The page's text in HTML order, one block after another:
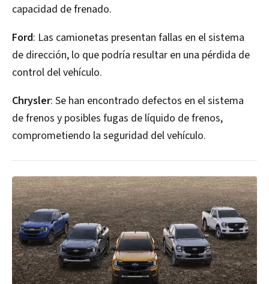
capacidad de frenado.
Ford: Las camionetas presentan fallas en el sistema
de dirección, lo que podría resultar en una pérdida de
control del vehículo.
Chrysler: Se han encontrado defectos en el sistema
de frenos y posibles fugas de líquido de frenos,
comprometiendo la seguridad del vehículo.